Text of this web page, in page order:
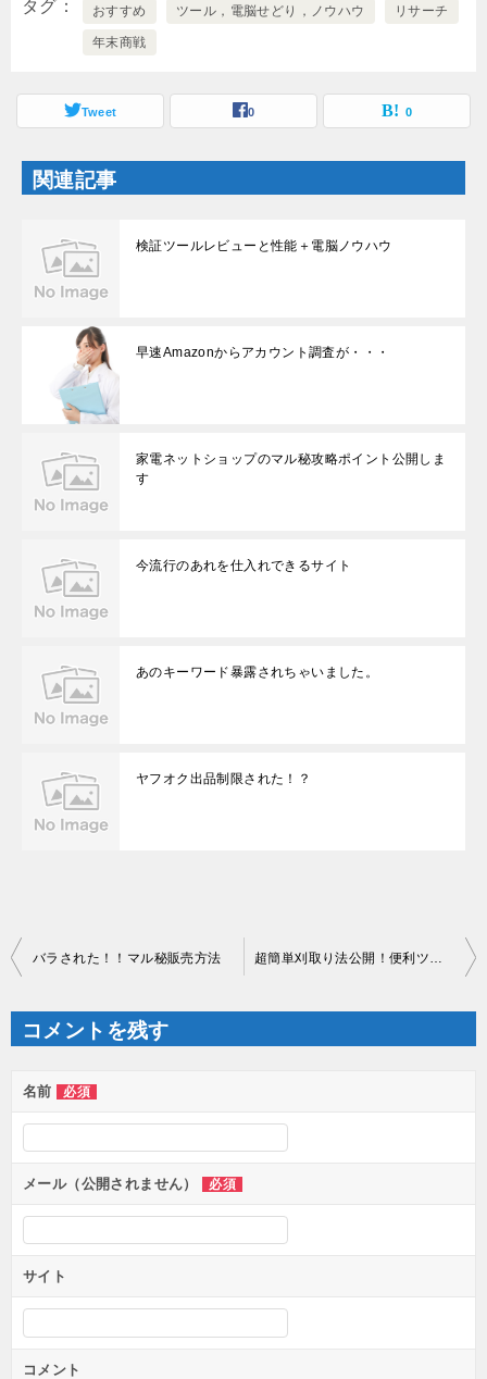
で
開
(
新
し
い
ン
ウ
で
き
ま
す
タグ おすすめ ツール，電脳せどり，ノウハウ リサーチ
年末商戦
Tweet 0 0
関連記事
検証ツールレビューと性能＋電脳ノウハウ
早速Amazonからアカウント調査が・・・
家電ネットショップのマル秘攻略ポイント公開しま
す
今流行のあれを仕入れできるサイト
あのキーワード暴露されちゃいました。
ヤフオク出品制限された！？
投
稿
ナ
ゲ
ー
シ
ン
バラされた！！マル秘販売方法
コメントを残す
名前 必須
メール（公開されません） 必須
サイト
コメント